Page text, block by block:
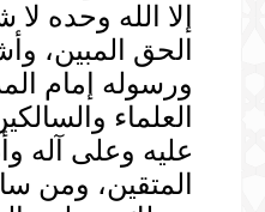
إلا الله وحده
الحق المبين،
ورسوله إمام
العلماء
عليه وعلى آله
المتقين، ومن